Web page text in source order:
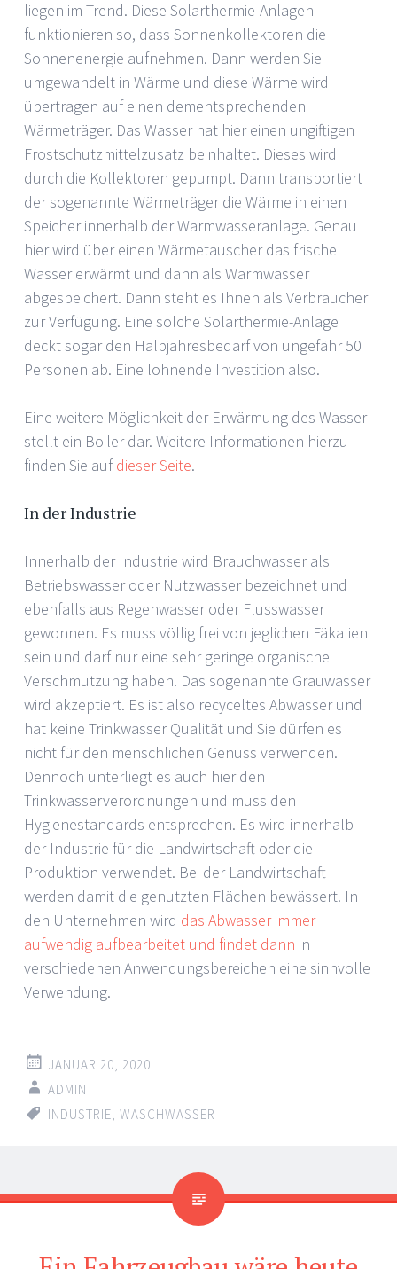
liegen im Trend. Diese Solarthermie-Anlagen
funktionieren so, dass Sonnenkollektoren die
Sonnenenergie aufnehmen. Dann werden Sie
umgewandelt in Wärme und diese Wärme wird
übertragen auf einen dementsprechenden
Wärmeträger. Das Wasser hat hier einen ungiftigen
Frostschutzmittelzusatz beinhaltet. Dieses wird
durch die Kollektoren gepumpt. Dann transportiert
der sogenannte Wärmeträger die Wärme in einen
Speicher innerhalb der Warmwasseranlage. Genau
hier wird über einen Wärmetauscher das frische
Wasser erwärmt und dann als Warmwasser
abgespeichert. Dann steht es Ihnen als Verbraucher
zur Verfügung. Eine solche Solarthermie-Anlage
deckt sogar den Halbjahresbedarf von ungefähr 50
Personen ab. Eine lohnende Investition also.
Eine weitere Möglichkeit der Erwärmung des Wasser
stellt ein Boiler dar. Weitere Informationen hierzu
finden Sie aufdieser Seite.
In der Industrie
Innerhalb der Industrie wird Brauchwasser als
Betriebswasser oder Nutzwasser bezeichnet und
ebenfalls aus Regenwasser oder Flusswasser
gewonnen. Es muss völlig frei von jeglichen Fäkalien
sein und darf nur eine sehr geringe organische
Verschmutzung haben. Das sogenannte Grauwasser
wird akzeptiert. Es ist also recyceltes Abwasser und
hat keine Trinkwasser Qualität und Sie dürfen es
nicht für den menschlichen Genuss verwenden.
Dennoch unterliegt es auch hier den
Trinkwasserverordnungen und muss den
Hygienestandards entsprechen. Es wird innerhalb
der Industrie für die Landwirtschaft oder die
Produktion verwendet. Bei der Landwirtschaft
werden damit die genutzten Flächen bewässert. In
den Unternehmen wird das Abwasser immer
aufwendig aufbearbeitet und findet dann in
verschiedenen Anwendungsbereichen eine sinnvolle
Verwendung.
JANUAR 20, 2020
ADMIN
INDUSTRIE WASCHWASSER